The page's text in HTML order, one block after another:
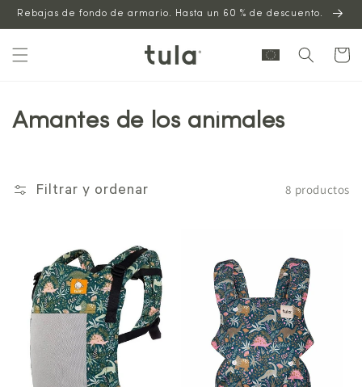
Saltar al
contenido
Rebajas de fondo de armario. Hasta un 60 % de descuento.
Carrito
Amantes de los animales
Filtrar y ordenar 8 productos